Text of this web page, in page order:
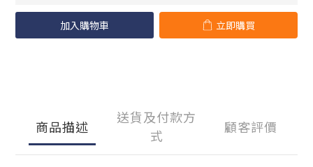
加入購物車 立即購買
商品描述
送貨及付款方
式
顧客評價